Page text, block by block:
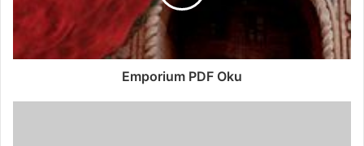
Emporium PDF Oku